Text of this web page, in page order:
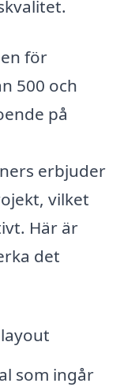
för
500 och
på
erbjuder
vilket
Här är
det
som ingår